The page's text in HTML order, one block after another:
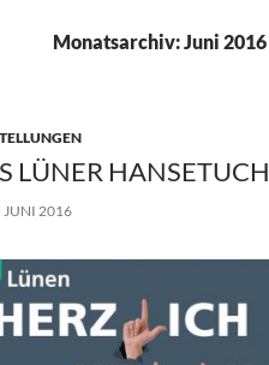
Monatsarchiv: Juni 2016
LÜNER HANSETUCH
JUNI 2016